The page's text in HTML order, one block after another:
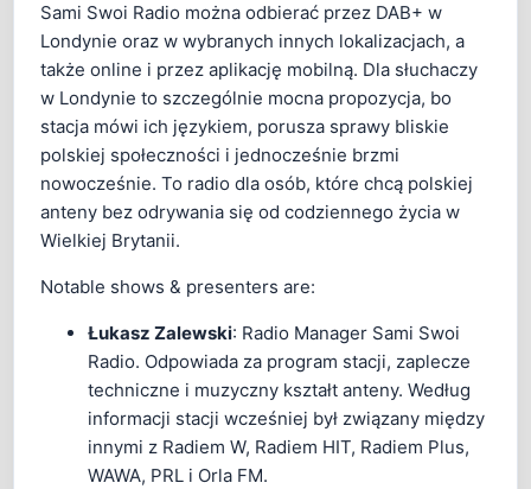
Sami Swoi Radio można odbierać przez DAB+ w
Londynie oraz w wybranych innych lokalizacjach, a
także online i przez aplikację mobilną. Dla słuchaczy
w Londynie to szczególnie mocna propozycja, bo
stacja mówi ich językiem, porusza sprawy bliskie
polskiej społeczności i jednocześnie brzmi
nowocześnie. To radio dla osób, które chcą polskiej
anteny bez odrywania się od codziennego życia w
Wielkiej Brytanii.
Notable shows & presenters are:
Łukasz Zalewski: Radio Manager Sami Swoi
Radio. Odpowiada za program stacji, zaplecze
techniczne i muzyczny kształt anteny. Według
informacji stacji wcześniej był związany między
innymi z Radiem W, Radiem HIT, Radiem Plus,
WAWA, PRL i Orla FM.